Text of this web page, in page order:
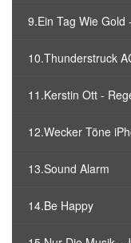
9.Ein Tag Wie Gold
10.Thunderstruck
11.Kerstin Ott -
12.Wecker Töne
13.Sound Alarm
14.Be Happy